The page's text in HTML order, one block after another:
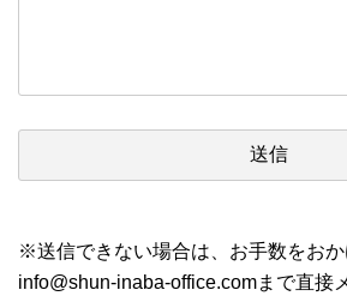
※送信できない場合は、お手数をおか
info@shun-inaba-office.comまで直接